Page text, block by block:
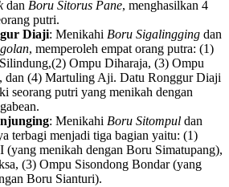
dan Boru Sitorus Pane, menghasilkan 4
putri.
Diaji: Menikahi Boru Sigalingging dan
, memperoleh empat orang putra: (1)
Ompu Diharaja, (3) Ompu
dan (4) Martuling Aji. Datu Ronggur Diaji
seorang putri yang menikah dengan
: Menikahi Boru Sitompul dan
terbagi menjadi tiga bagian yaitu: (1)
(yang menikah dengan Boru Simatupang),
(3) Ompu Sisondong Bondar (yang
Boru Sianturi).